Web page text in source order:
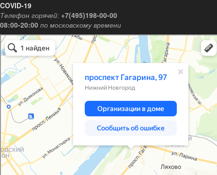
COVID-19
Телефон горячей: +7(495)198-00-00
08:00-20:00 по московскому времени